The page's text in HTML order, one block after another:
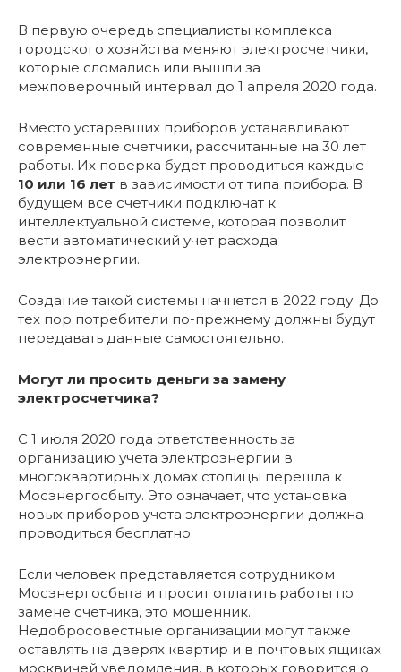
В первую очередь специалисты комплекса
городского хозяйства меняют электросчетчики,
которые сломались или вышли за
межповерочный интервал до 1 апреля 2020 года.
Вместо устаревших приборов устанавливают
современные счетчики, рассчитанные на 30 лет
работы. Их поверка будет проводиться каждые
10 или 16 лет в зависимости от типа прибора. В
будущем все счетчики подключат к
интеллектуальной системе, которая позволит
вести автоматический учет расхода
электроэнергии.
Создание такой системы начнется в 2022 году. До
тех пор потребители по-прежнему должны будут
передавать данные самостоятельно.
Могут ли просить деньги за замену
электросчетчика?
С 1 июля 2020 года ответственность за
организацию учета электроэнергии в
многоквартирных домах столицы перешла к
Мосэнергосбыту. Это означает, что установка
новых приборов учета электроэнергии должна
проводиться бесплатно.
Если человек представляется сотрудником
Мосэнергосбыта и просит оплатить работы по
замене счетчика, это мошенник.
Недобросовестные организации могут также
оставлять на дверях квартир и в почтовых ящиках
москвичей уведомления, в которых говорится о